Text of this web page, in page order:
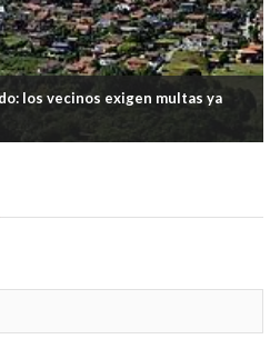
los vecinos exigen multas ya